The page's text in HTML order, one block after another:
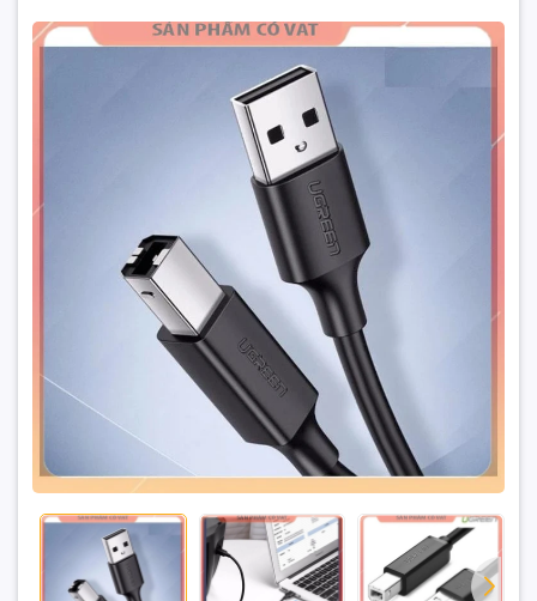
đến 480Mbps; - Tương thích cả với usb 2.0 / 1.1; - Oxygen-
Free Copper 28 + 24AWG; - Đầu cáp chắc chắn , có bọc
chống nhiễu giúp tín hiệu ổn định và nhanh nhất.
Cáp máy in USB 2.0 dài 1,5m Ugreen 10845 cao cấp
Đặt trước sản phẩm để nhận thêm nhiều ưu đãi bạn
GỬI THÔNG TIN